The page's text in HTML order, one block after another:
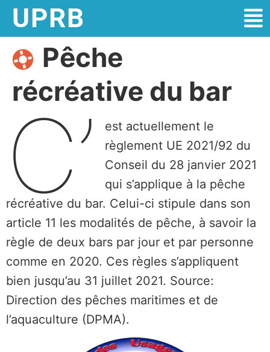
UPRB
Pêche
récréative du bar
C’
est actuellement le
règlement UE 2021/92 du
Conseil du 28 janvier 2021
qui s’applique à la pêche
récréative du bar. Celui-ci stipule dans son
article 11 les modalités de pêche, à savoir la
règle de deux bars par jour et par personne
comme en 2020. Ces règles s’appliquent
bien jusqu’au 31 juillet 2021. Source:
Direction des pêches maritimes et de
l’aquaculture (DPMA).